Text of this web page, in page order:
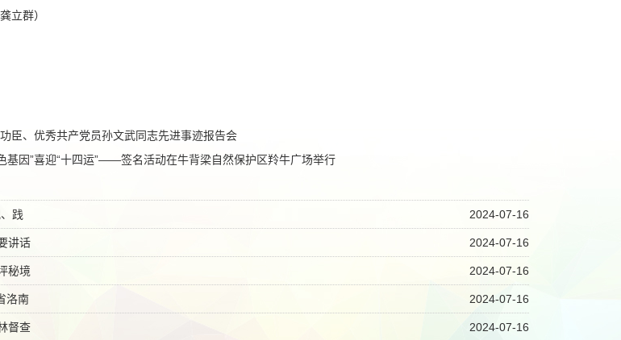
立群）
臣、优秀共产党员孙文武同志先进事迹报告会
基因”喜迎“十四运”——签名活动在牛背梁自然保护区羚牛广场举行
2024-07-16
践
2024-07-16
讲话
2024-07-16
秘境
2024-07-16
洛南
2024-07-16
督查